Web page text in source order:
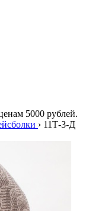
5000 рублей.
› 11Т-3-Д